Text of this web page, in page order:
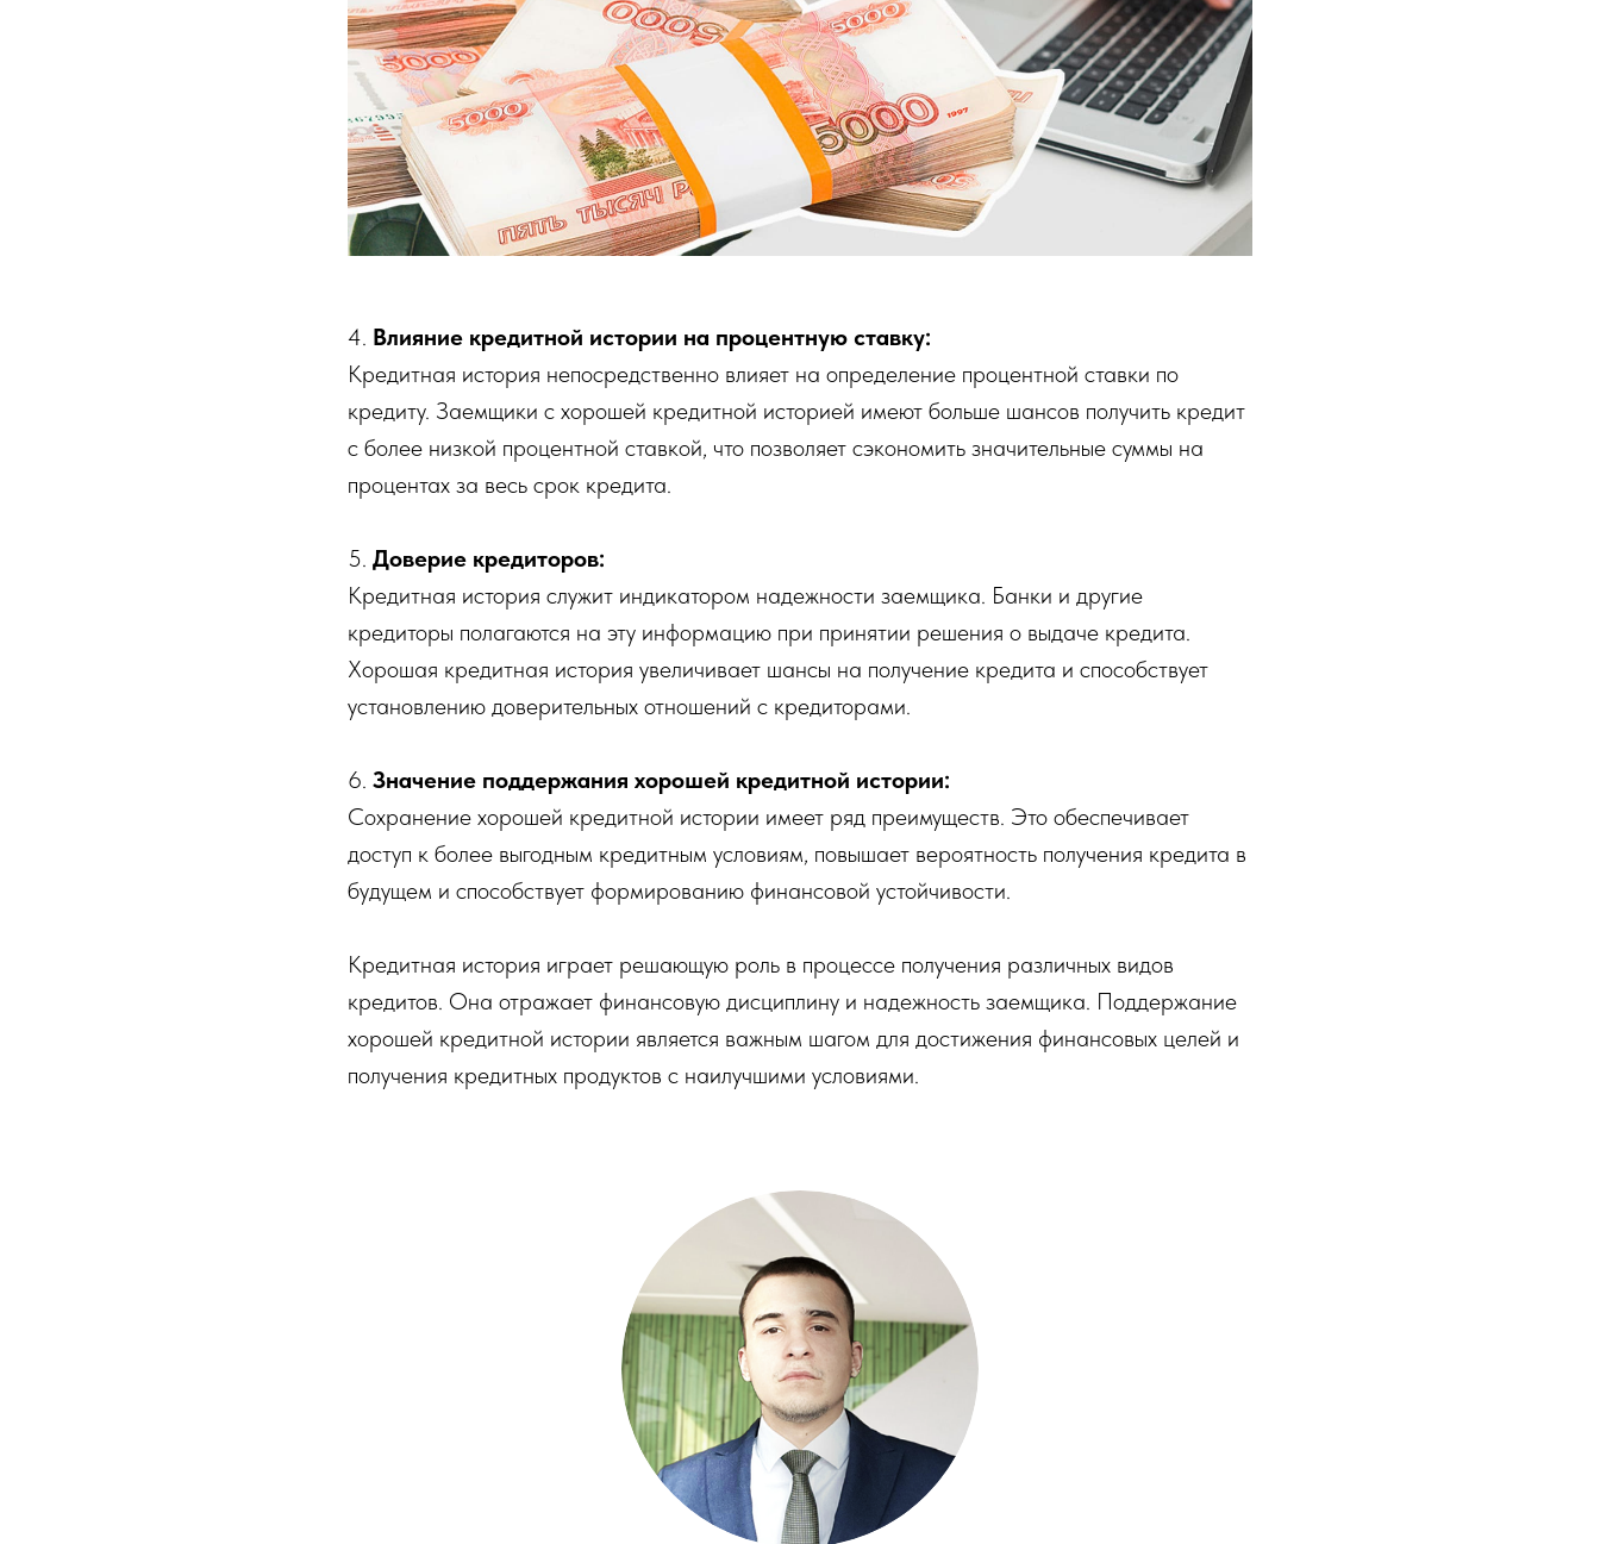
4. Влияние кредитной истории на процентную ставку:
Кредитная история непосредственно влияет на определение процентной ставки по
кредиту. Заемщики с хорошей кредитной историей имеют больше шансов получить кредит
с более низкой процентной ставкой, что позволяет сэкономить значительные суммы на
процентах за весь срок кредита.
5. Доверие кредиторов:
Кредитная история служит индикатором надежности заемщика. Банки и другие
кредиторы полагаются на эту информацию при принятии решения о выдаче кредита.
Хорошая кредитная история увеличивает шансы на получение кредита и способствует
установлению доверительных отношений с кредиторами.
6. Значение поддержания хорошей кредитной истории:
Сохранение хорошей кредитной истории имеет ряд преимуществ. Это обеспечивает
доступ к более выгодным кредитным условиям, повышает вероятность получения кредита в
будущем и способствует формированию финансовой устойчивости.
Кредитная история играет решающую роль в процессе получения различных видов
кредитов. Она отражает финансовую дисциплину и надежность заемщика. Поддержание
хорошей кредитной истории является важным шагом для достижения финансовых целей и
получения кредитных продуктов с наилучшими условиями.